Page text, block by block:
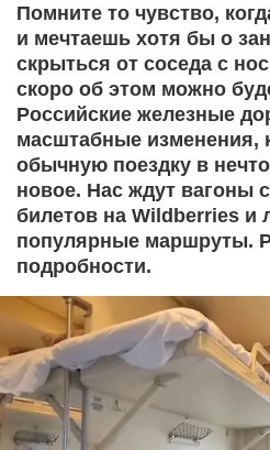
Помните то чувство,
и мечтаешь хотя бы о
скрыться от соседа с
скоро об этом можно
Российские железные
масштабные изменения,
обычную поездку в
новое. Нас ждут вагоны
билетов на Wildberries и
популярные маршруты.
подробности.